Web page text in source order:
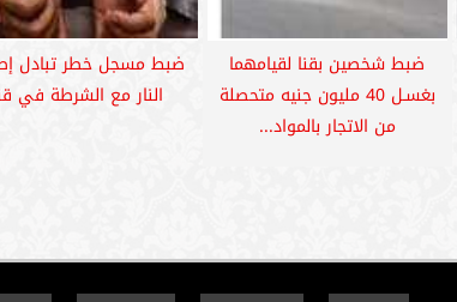
ضبط شخصين بقنا لقيامهما
بغسـل 40 مليون جنيه متحصلة
من الاتجار بالمواد...
ضبط مسجل خطر تبادل
النار مع الشرطة في